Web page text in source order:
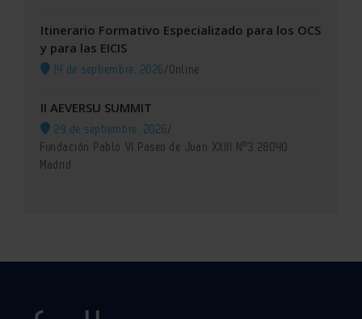
Itinerario Formativo Especializado para los OCS
y para las EICIS
14 de septiembre, 2026/Online
II AEVERSU SUMMIT
29 de septiembre, 2026/
Fundación Pablo VI Paseo de Juan XXIII Nº3 28040
Madrid